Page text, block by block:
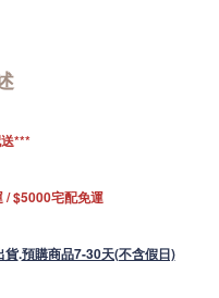
***
/ $5000宅配免運
貨.預購商品7-30天(不含假日)